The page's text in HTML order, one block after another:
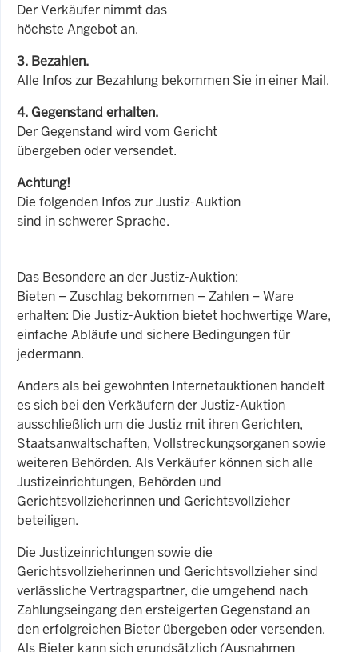
Der Verkäufer nimmt das
höchste Angebot an.
3. Bezahlen.
Alle Infos zur Bezahlung bekommen Sie in einer Mail.
4. Gegenstand erhalten.
Der Gegenstand wird vom Gericht
übergeben oder versendet.
Achtung!
Die folgenden Infos zur Justiz-Auktion
sind in schwerer Sprache.
Das Besondere an der Justiz-Auktion:
Bieten – Zuschlag bekommen – Zahlen – Ware
erhalten: Die Justiz-Auktion bietet hochwertige Ware,
einfache Abläufe und sichere Bedingungen für
jedermann.
Anders als bei gewohnten Internetauktionen handelt
es sich bei den Verkäufern der Justiz-Auktion
ausschließlich um die Justiz mit ihren Gerichten,
Staatsanwaltschaften, Vollstreckungsorganen sowie
weiteren Behörden. Als Verkäufer können sich alle
Justizeinrichtungen, Behörden und
Gerichtsvollzieherinnen und Gerichtsvollzieher
beteiligen.
Die Justizeinrichtungen sowie die
Gerichtsvollzieherinnen und Gerichtsvollzieher sind
verlässliche Vertragspartner, die umgehend nach
Zahlungseingang den ersteigerten Gegenstand an
den erfolgreichen Bieter übergeben oder versenden.
Als Bieter kann sich grundsätzlich (Ausnahmen